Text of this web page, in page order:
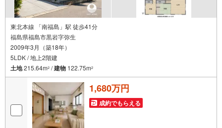
東北本線 「南福島」駅 徒歩41分
福島県福島市黒岩字弥生
2009年3月（築18年）
5LDK / 地上2階建
土地215.64m2 /建物 122.75m2
1,680万円
成約でもらえる